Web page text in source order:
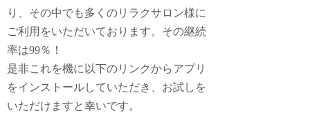
り、その中でも多くのリラクサロン様に
ご利用をいただいております。その継続
率は99％！
是非これを機に以下のリンクからアプリ
をインストールしていただき、お試しを
いただけますと幸いです。